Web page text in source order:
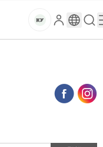
마
로
그
구
글
검
색